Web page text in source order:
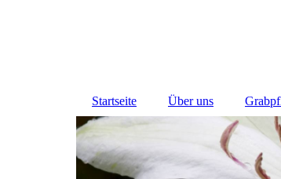
Startseite Über uns